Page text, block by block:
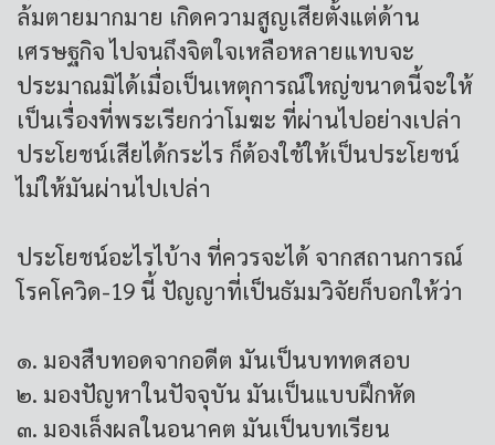
ล้มตายมากมาย เกิดความสูญเสียตั้งแต่ด้าน
เศรษฐกิจ ไปจนถึงจิตใจเหลือหลายแทบจะ
ประมาณมิได้เมื่อเป็นเหตุการณ์ใหญ่ขนาดนี้จะให้
เป็นเรื่องที่พระเรียกว่าโมฆะ ที่ผ่านไปอย่างเปล่า
ประโยชน์เสียได้กระไร ก็ต้องใช้ให้เป็นประโยชน์
ไม่ให้มันผ่านไปเปล่า
ประโยชน์อะไรไบ้าง ที่ควรจะได้ จากสถานการณ์
โรคโควิด-19 นี้ ปัญญาที่เป็นธัมมวิจัยก็บอกให้ว่า
๑. มองสืบทอดจากอดีต มันเป็นบททดสอบ
๒. มองปัญหาในปัจจุบัน มันเป็นแบบฝึกหัด
๓. มองเล็งผลในอนาคต มันเป็นบทเรียน